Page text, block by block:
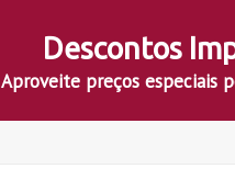
Descontos
Aproveite preços especiais